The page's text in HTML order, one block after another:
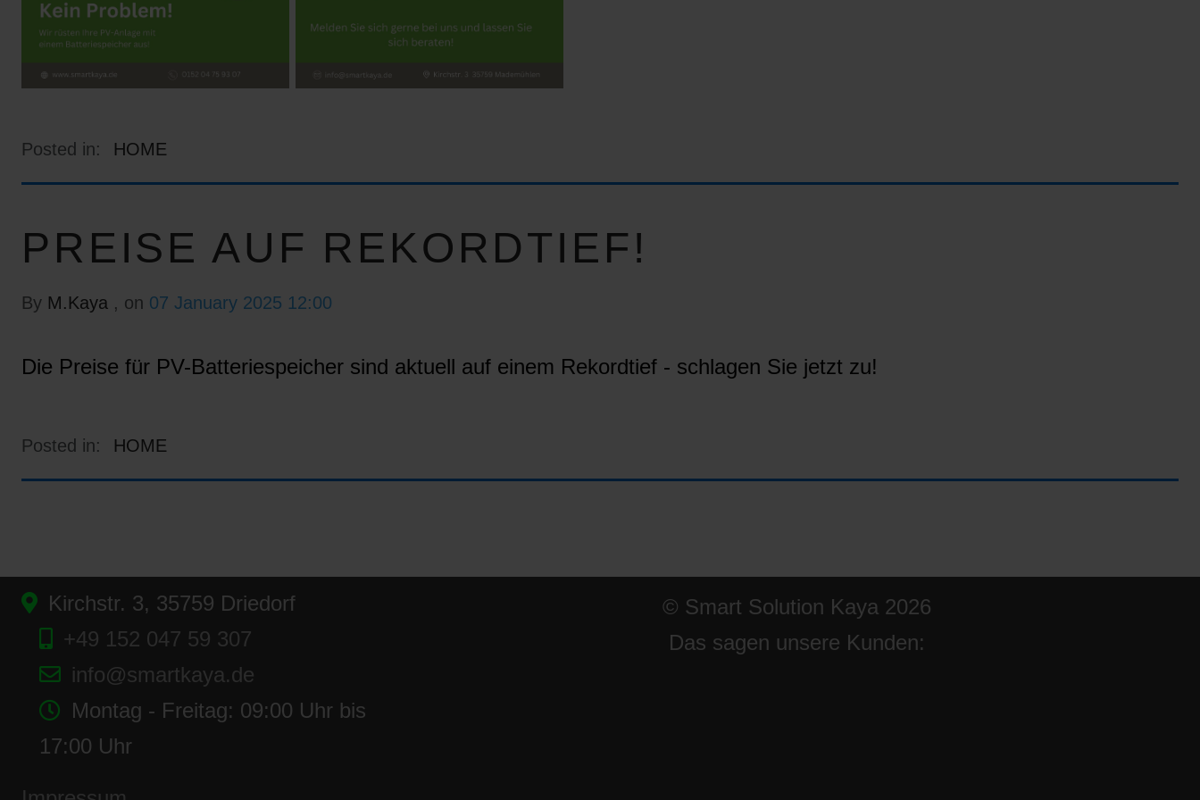
Posted in: HOME
PREISE AUF REKORDTIEF!
By M.Kaya , on 07 January 2025 12:00
Die Preise für PV-Batteriespeicher sind aktuell auf einem Rekordtief - schlagen Sie jetzt zu!
Posted in: HOME
Kirchstr. 3, 35759 Driedorf
+49 152 047 59 307
info@smartkaya.de
Montag - Freitag: 09:00 Uhr bis
17:00 Uhr
© Smart Solution Kaya 2026
Das sagen unsere Kunden: